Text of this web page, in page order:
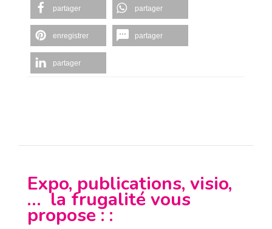
partager partager
enregistrer partager
partager
Expo, publications, visio,
… la frugalité vous
propose : :